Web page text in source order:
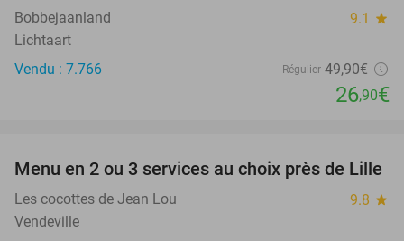
Bobbejaanland 9.1 star
Lichtaart
Vendu : 7.766
Régulier 49,90€
26,90€
33%
Menu en 2 ou 3 services au choix près de Lille
Les cocottes de Jean Lou 9.8 star
Vendeville